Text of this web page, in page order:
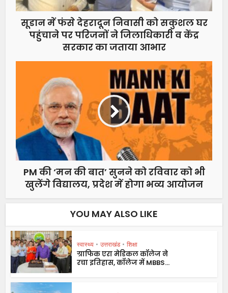
सूडान में फंसे देहरादून निवासी को सकुशल घर
पहुंचाने पर परिजनों ने जिलाधिकारी व केंद्र
सरकार का जताया आभार
PM की ‘मन की बात’ सुनने को रविवार को भी
खुलेंगे विद्यालय, प्रदेश में होगा भव्य आयोजन
YOU MAY ALSO LIKE
स्वास्थ्य • उत्तराखंड • शिक्षा
ग्राफिक एरा मेडिकल कॉलेज ने
रचा इतिहास, कॉलेज में MBBS...